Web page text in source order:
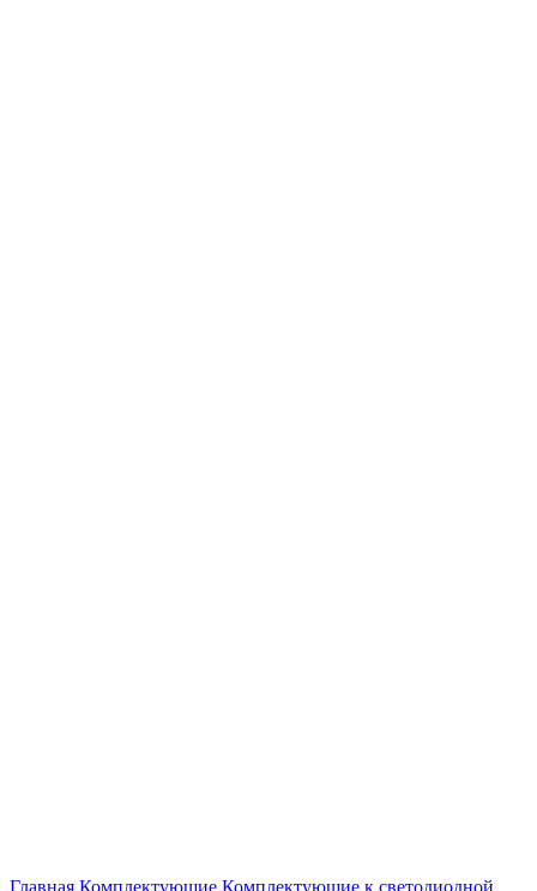
Главная Комплектующие Комплектующие к светодиодной